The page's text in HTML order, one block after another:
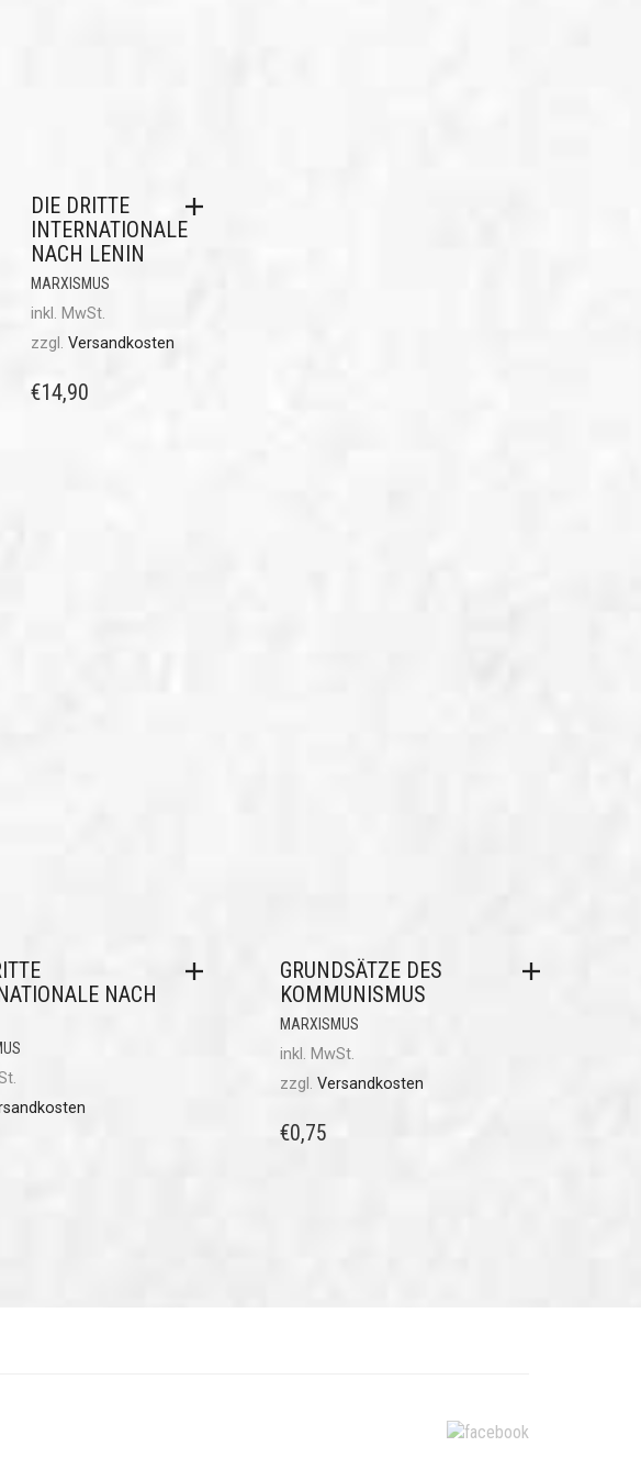
DIE DRITTE
INTERNATIONALE
NACH LENIN
MARXISMUS
inkl. MwSt.
zzgl. Versandkosten
€14,90
NACH
GRUNDSÄTZE DES
KOMMUNISMUS
MARXISMUS
inkl. MwSt.
zzgl. Versandkosten
€0,75